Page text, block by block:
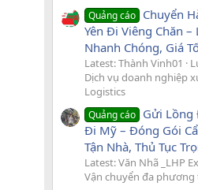
Quảng cáo Chuyển
Yên Đi Viêng Chăn –
Nhanh Chóng, Giá
Latest: Thành Vinh01
Dịch vụ doanh nghiệp
Logistics
Quảng cáo Gửi Lồng
Đi Mỹ – Đóng Gói
Tận Nhà, Thủ Tục
Latest: Văn Nhã _LHP
Vận chuyển đa